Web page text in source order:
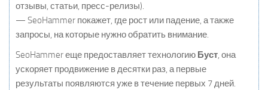
отзывы, статьи, пресс-релизы).
— SeoHammer покажет, где рост или падение, а также
запросы, на которые нужно обратить внимание.
SeoHammer еще предоставляет технологию Буст, она
ускоряет продвижение в десятки раз, а первые
результаты появляются уже в течение первых 7 дней.